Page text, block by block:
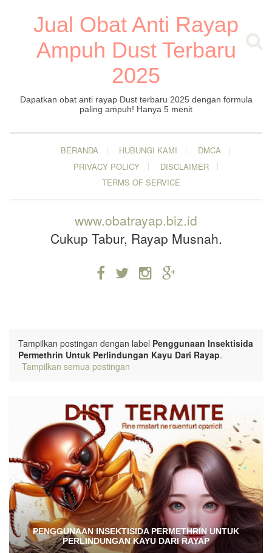
Jual Obat Anti Rayap
Ampuh Dust Terbaru
2025
Dapatkan obat anti rayap Dust terbaru 2025 dengan formula
paling ampuh! Hanya 5 menit
BERANDA HUBUNGI KAMI
DMCA
PRIVACY POLICY
DISCLAIMER
TERMS OF SERVICE
www.obatrayap.biz.id
Cukup Tabur, Rayap Musnah.
Tampilkan postingan dengan label Penggunaan Insektisida
Permethrin Untuk Perlindungan Kayu Dari Rayap.
Tampilkan semua postingan
PENGGUNAAN INSEKTISIDA PERMETHRIN UNTUK
PERLINDUNGAN KAYU DARI RAYAP